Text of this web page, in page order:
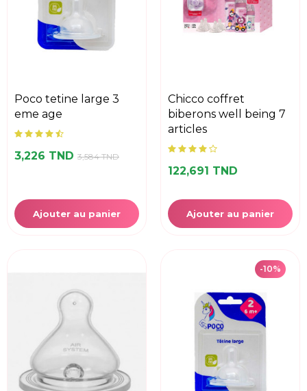
poco tetine large 3
eme age
3,226 TND 3,584 TND
Ajouter au panier
chicco coffret
biberons well being 7
articles
122,691 TND
Ajouter au panier
-10%